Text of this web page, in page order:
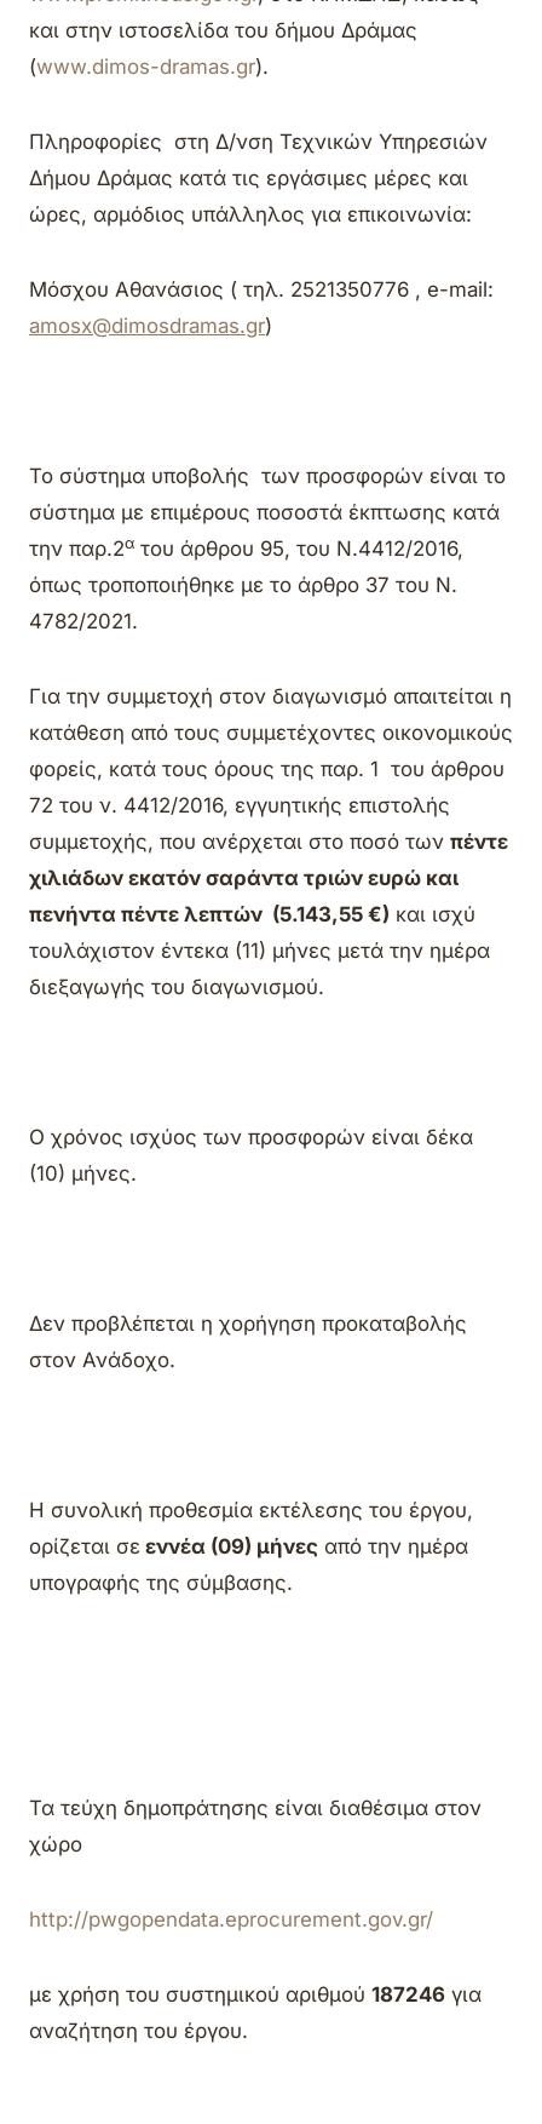
και στην ιστοσελίδα του δήμου Δράμας
(www.dimos-dramas.gr).
Πληροφορίες στη Δ/νση Τεχνικών Υπηρεσιών
Δήμου Δράμας κατά τις εργάσιμες μέρες και
ώρες, αρμόδιος υπάλληλος για επικοινωνία:
Μόσχου Αθανάσιος ( τηλ. 2521350776 , e-mail:
amosx@dimosdramas.gr)
Το σύστημα υποβολής των προσφορών είναι το
σύστημα με επιμέρους ποσοστά έκπτωσης κατά
την παρ.2α του άρθρου 95, του Ν.4412/2016,
όπως τροποποιήθηκε με το άρθρο 37 του Ν.
4782/2021.
Για την συμμετοχή στον διαγωνισμό απαιτείται η
κατάθεση από τους συμμετέχοντες οικονομικούς
φορείς, κατά τους όρους της παρ. 1 του άρθρου
72 του ν. 4412/2016, εγγυητικής επιστολής
συμμετοχής, που ανέρχεται στο ποσό των πέντε
χιλιάδων εκατόν σαράντα τριών ευρώ και
πενήντα πέντε λεπτών (5.143,55 €) και ισχύ
τουλάχιστον έντεκα (11) μήνες μετά την ημέρα
διεξαγωγής του διαγωνισμού.
Ο χρόνος ισχύος των προσφορών είναι δέκα
(10) μήνες.
Δεν προβλέπεται η χορήγηση προκαταβολής
στον Ανάδοχο.
Η συνολική προθεσμία εκτέλεσης του έργου,
ορίζεται σε εννέα (09) μήνες από την ημέρα
υπογραφής της σύμβασης.
Τα τεύχη δημοπράτησης είναι διαθέσιμα στον
χώρο
http://pwgopendata.eprocurement.gov.gr/
με χρήση του συστημικού αριθμού 187246 για
αναζήτηση του έργου.